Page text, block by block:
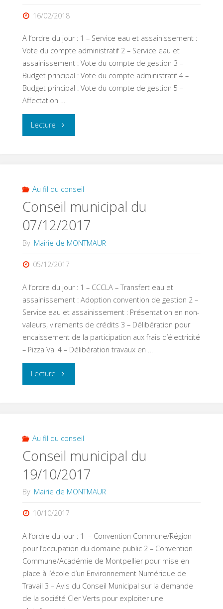
16/02/2018
A l’ordre du jour : 1 – Service eau et assainissement :
Vote du compte administratif 2 – Service eau et
assainissement : Vote du compte de gestion 3 –
Budget principal : Vote du compte administratif 4 –
Budget principal : Vote du compte de gestion 5 –
Affectation …
Lecture "Conseil
14/02/2018"
Au fil du conseil
Conseil municipal du
07/12/2017
By Mairie de MONTMAUR
05/12/2017
A l’ordre du jour : 1 – CCCLA – Transfert eau et
assainissement : Adoption convention de gestion 2 –
Service eau et assainissement : Présentation en non-
valeurs, virements de crédits 3 – Délibération pour
encaissement de la participation aux frais d’électricité
– Pizza Val 4 – Délibération travaux en …
Lecture "Conseil
07/12/2017"
Au fil du conseil
Conseil municipal du
19/10/2017
By Mairie de MONTMAUR
10/10/2017
A l’ordre du jour : 1 – Convention Commune/Région
pour l’occupation du domaine public 2 – Convention
Commune/Académie de Montpellier pour mise en
place à l’école d’un Environnement Numérique de
Travail 3 – Avis du Conseil Municipal sur la demande
de la société Cler Verts pour exploiter une